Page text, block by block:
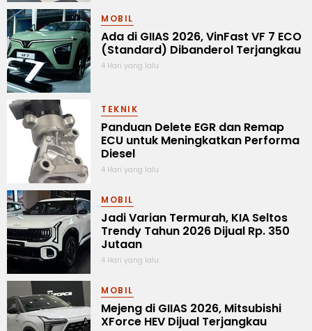
MOBIL
Ada di GIIAS 2026, VinFast VF 7 ECO
(Standard) Dibanderol Terjangkau
4 Hari yang lalu
TEKNIK
Panduan Delete EGR dan Remap
ECU untuk Meningkatkan Performa
Diesel
4 Hari yang lalu
MOBIL
Jadi Varian Termurah, KIA Seltos
Trendy Tahun 2026 Dijual Rp. 350
Jutaan
4 Hari yang lalu
MOBIL
Mejeng di GIIAS 2026, Mitsubishi
XForce HEV Dijual Terjangkau